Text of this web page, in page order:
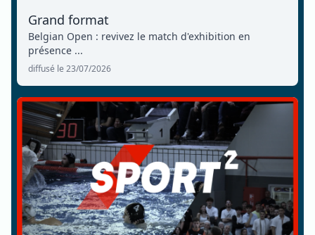
Grand format
Belgian Open : revivez le match d'exhibition en
présence ...
diffusé le 23/07/2026